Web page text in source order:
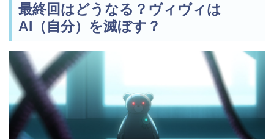
最終回はどうなる？ヴィヴィは
AI（自分）を滅ぼす？